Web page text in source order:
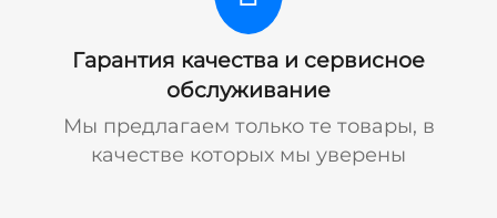
Гарантия качества и сервисное
обслуживание
Мы предлагаем только те товары, в
качестве которых мы уверены